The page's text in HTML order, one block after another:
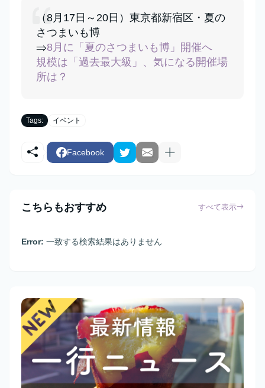
（8月17日～20日）東京都新宿区・夏の
さつまいも博
⇒8月に「夏のさつまいも博」開催へ
規模は「過去最大級」、気になる開催場
所は？
Tags: イベント
Facebook
こちらもおすすめ すべて表示
Error: 一致する検索結果はありません